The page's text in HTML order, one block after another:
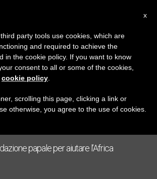
2007
papale per aiutare l’Africa
x
party tools use cookies, which are
and required to achieve the
in the cookie policy. If you want to know
consent to all or some of the cookies,
cookie policy
scrolling this page, clicking a link or
otherwise, you agree to the use of cookies.